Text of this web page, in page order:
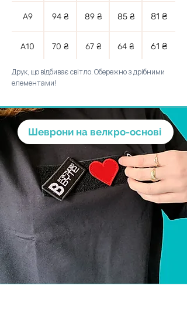
А9 94 ₴ 89 ₴ 85 ₴ 81 ₴
А10 70 ₴ 67 ₴ 64 ₴ 61 ₴
Друк, що відбиває світло. Обережно з дрібними
елементами!
Шеврони на велкро-основі